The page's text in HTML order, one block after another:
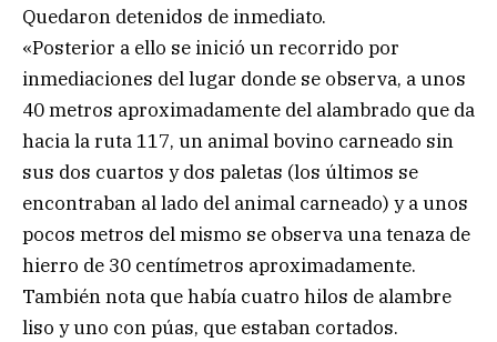
Quedaron detenidos de inmediato.
«Posterior a ello se inició un recorrido por
inmediaciones del lugar donde se observa, a unos
40 metros aproximadamente del alambrado que da
hacia la ruta 117, un animal bovino carneado sin
sus dos cuartos y dos paletas (los últimos se
encontraban al lado del animal carneado) y a unos
pocos metros del mismo se observa una tenaza de
hierro de 30 centímetros aproximadamente.
También nota que había cuatro hilos de alambre
liso y uno con púas, que estaban cortados.